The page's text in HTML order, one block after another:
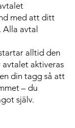
med att ditt
avtal
alltid den
avtalet aktiveras
din tagg så att
– du
själv.